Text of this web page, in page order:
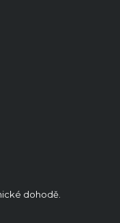
dohodě.